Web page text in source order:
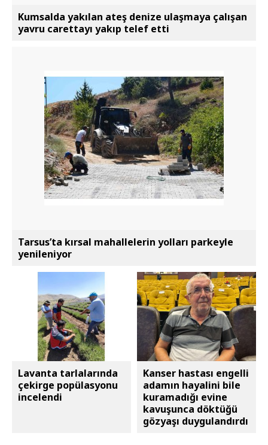
Kumsalda yakılan ateş denize ulaşmaya çalışan
yavru carettayı yakıp telef etti
Tarsus’ta kırsal mahallelerin yolları parkeyle
yenileniyor
Lavanta tarlalarında
çekirge popülasyonu
incelendi
Kanser hastası engelli
adamın hayalini bile
kuramadığı evine
kavuşunca döktüğü
gözyaşı duygulandırdı